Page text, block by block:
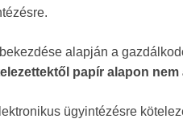
alapján a
papír alapon
ügyintézésre